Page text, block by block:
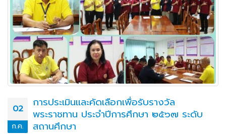
02
ก.ค.
การประเมินและคัดเลือกเพื่อรับรางวัล
พระราชทาน ประจำปีการศึกษา ๒๕๖๗ ระดับ
สถานศึกษา